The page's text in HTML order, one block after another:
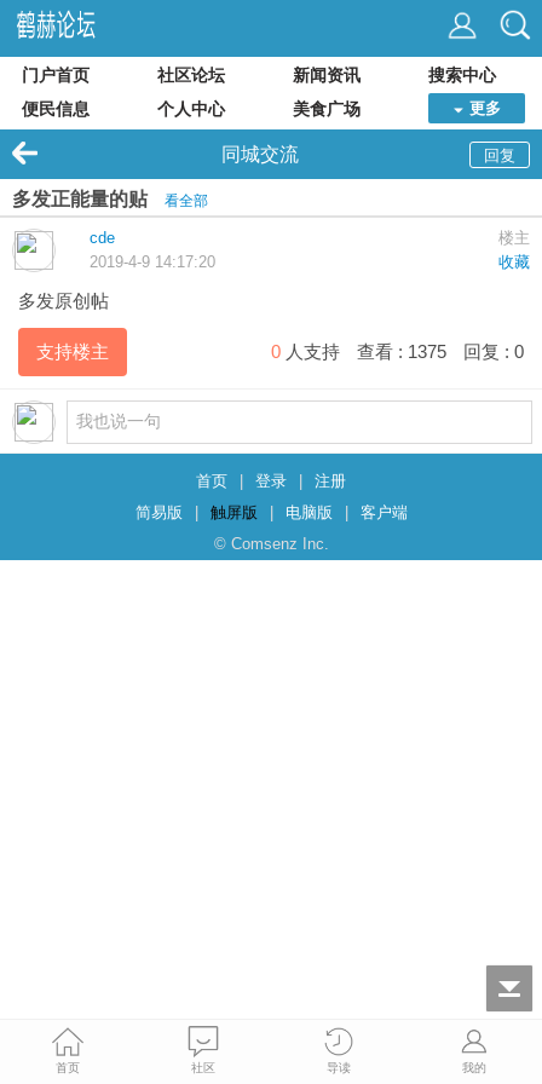
门户首页 社区论坛 新闻资讯
搜索中心
便民信息
个人中心 美食广场 更多
回复
同城交流
多发正能量的贴 看全部
楼主
cde
收藏
2019-4-9 14:17:20
多发原创帖
支持楼主 0 人支持 查看 : 1375 回复 : 0
首页 登录
注册
简易版
触屏版 电脑版
客户端
© Comsenz Inc.
首页 社区 导读 我的